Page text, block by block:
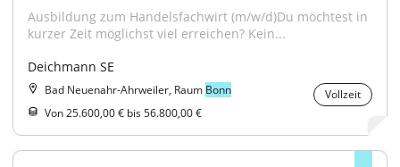
Ausbildung zum Handelsfachwirt (m/w/d)Du möchtest in
kurzer Zeit möglichst viel erreichen? Kein...
Deichmann SE
Bad Neuenahr-Ahrweiler, Raum Bonn
Vollzeit
Von 25.600,00 € bis 56.800,00 €